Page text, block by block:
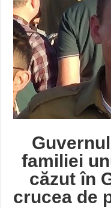
familiei
căzut în
crucea de